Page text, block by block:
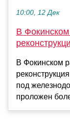
10:00, 12 Дек
В
В Фокинском
под
проложен